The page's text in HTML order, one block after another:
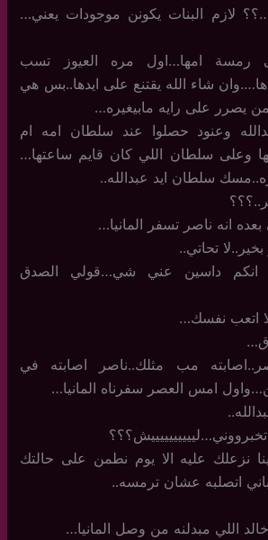
لازم البنات يكونن موجودات يعني…
امها…اول مره العيوز تسب
شاء الله يقتنع على ايدها..بس هي
يصرر على رايه مابيغيره…
وعنود حصلوا عند سلطان امه ام
وعلى سلطان اللي كان قايم ساعتها…
سلطان ايد عبدالله..
انه ناصر تسفر المانيا…
تحاتي..
انكم داسين عني شي…قولي الصدق
اتعب نفسك…
مب مثلك..ناصر اصابته في
امس العصر سفرناه المانيا…
نزعلك عليه الا يوم نطمن على حالتك
اتصلبه عشان ترمسه..
اللي مبدلنه من وصل المانيا…